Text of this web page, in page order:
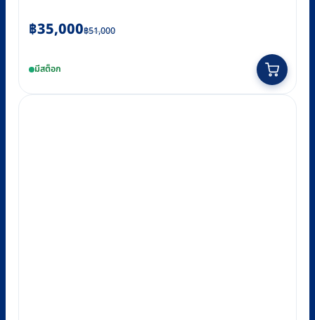
฿51,000
Original
was:
฿35,000
Current
is:มีสต็อก